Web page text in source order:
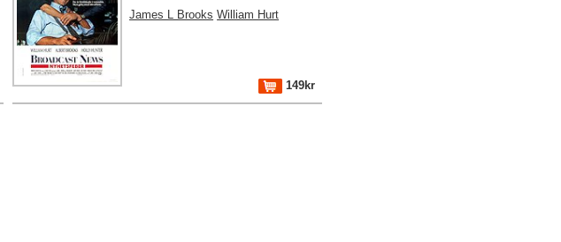
James L Brooks William Hurt
149kr